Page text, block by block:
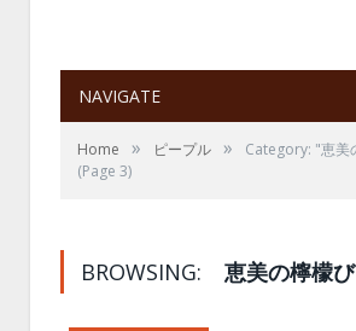
NAVIGATE
Home » ピープル »
Category: "恵美
(Page 3)
BROWSING: 恵美の檸檬